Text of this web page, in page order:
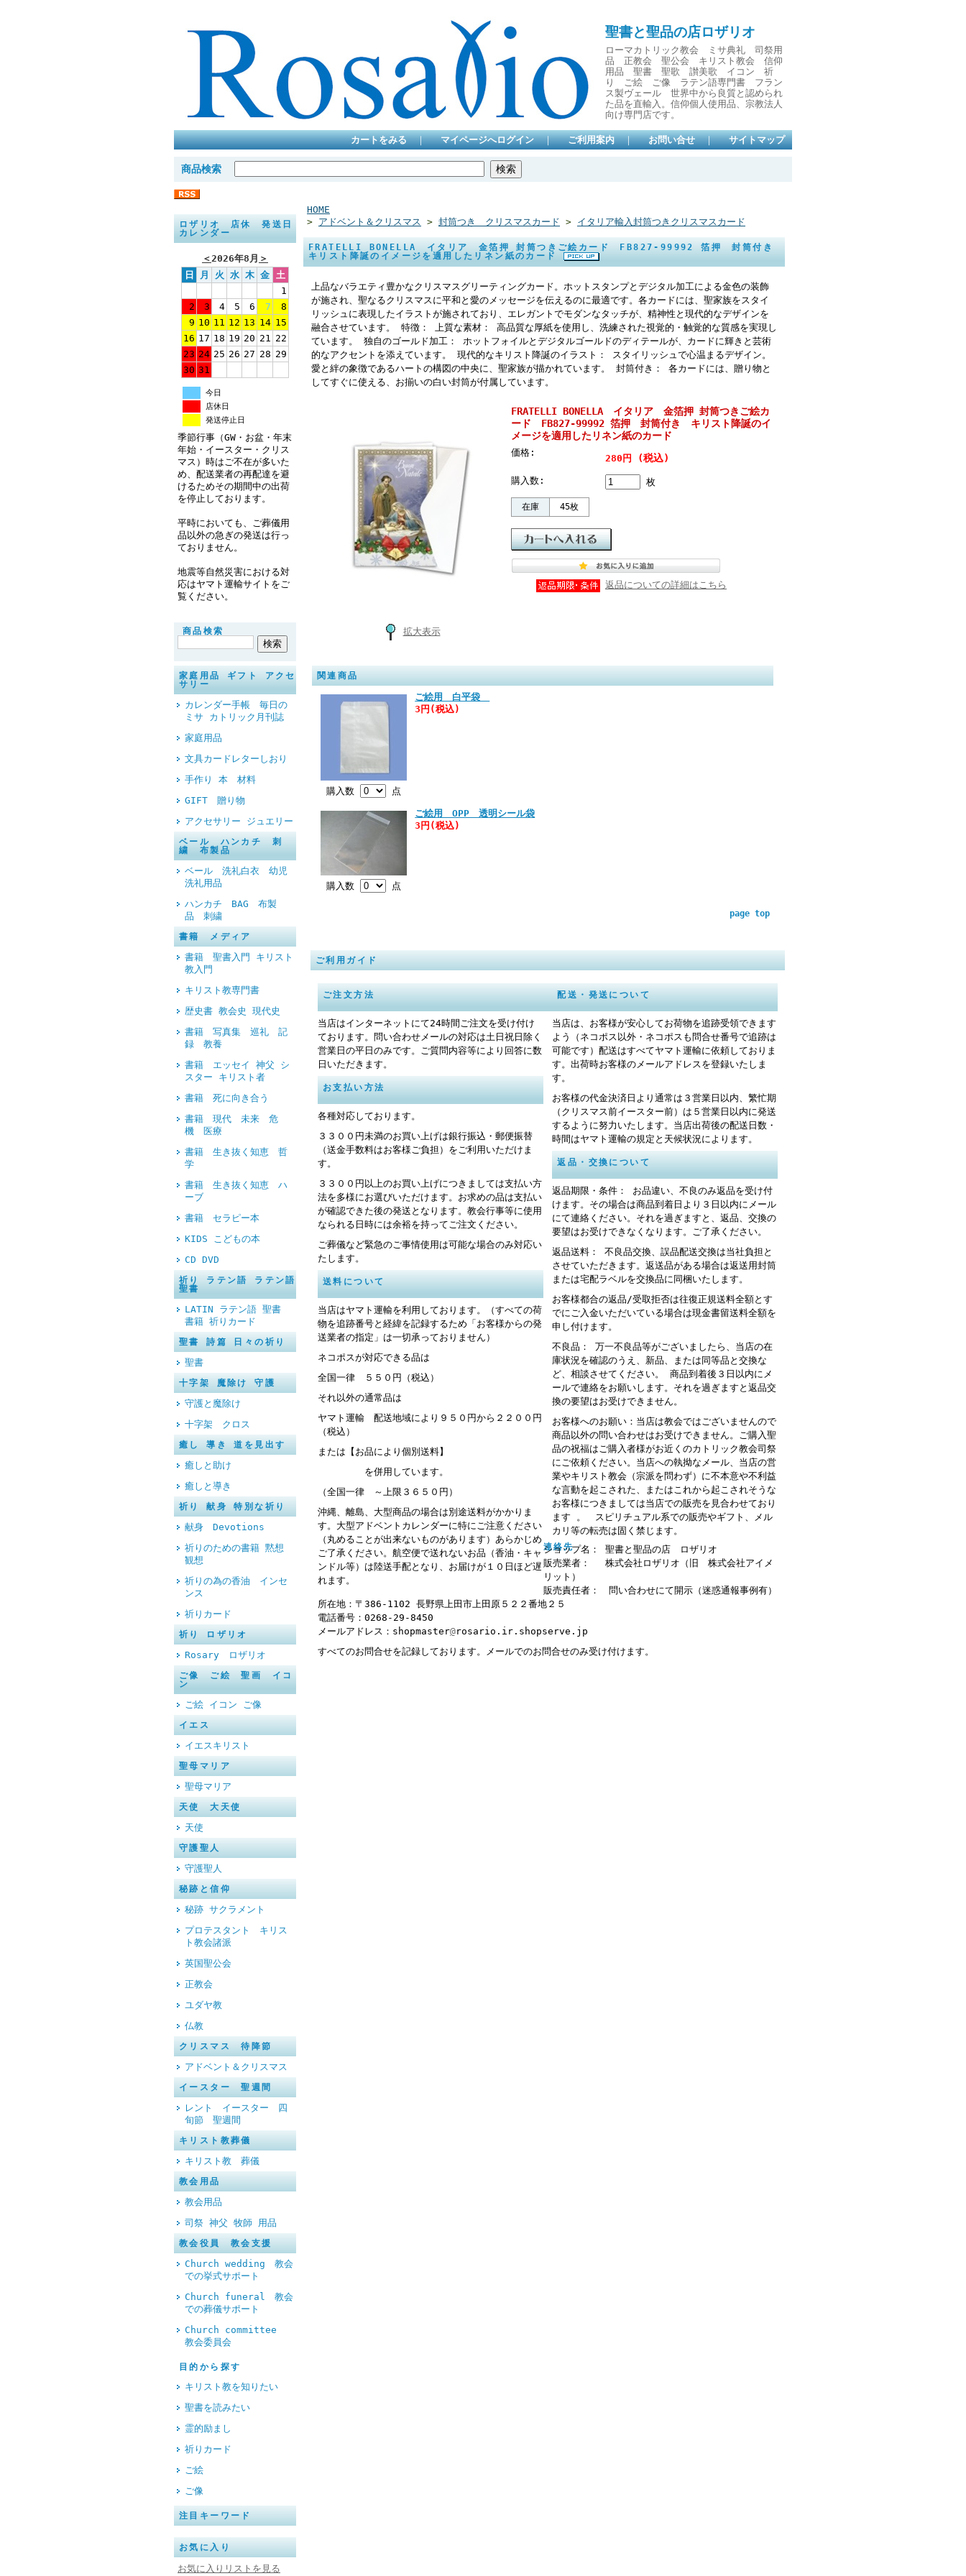
聖書と聖品の店ロザリオ
ローマカトリック教会 ミサ典礼 司祭用
品 正教会 聖公会 キリスト教会 信仰
用品 聖書 聖歌 讃美歌 イコン 祈
り ご絵 ご像 ラテン語専門書 フラン
ス製ヴェール 世界中から良質と認められ
た品を直輸入。信仰個人使用品、宗教法人
向け専門店です。
カートをみる ｜ マイページへログイン ｜ ご利用案内 ｜ お問い合せ ｜ サイトマップ
商品検索
ロザリオ 店休 発送日
カレンダー
＜2026年8月 ＞
日
月 火 水 木 金 土
1
2
3 4 5 6 7
8
9 10 11 12 13 14 15
16 17 18 19 20 21 22
23 24 25 26 27 28 29
30 31
今日
店休日
発送停止日
季節行事（GW・お盆・年末
年始・イースター・クリス
マス）時はご不在が多いた
め、配送業者の再配達を避
けるためその期間中の出荷
を停止しております。
平時においても、ご葬儀用
品以外の急ぎの発送は行っ
ておりません。
地震等自然災害における対
応はヤマト運輸サイトをご
覧ください。
商品検索
家庭用品 ギフト アクセ
サリー
カレンダー手帳 毎日の
ミサ カトリック月刊誌
家庭用品
文具カードレターしおり
手作り 本 材料
GIFT 贈り物
アクセサリー ジュエリー
ベール ハンカチ 刺
繍 布製品
ベール 洗礼白衣 幼児
洗礼用品
ハンカチ BAG 布製
品 刺繍
書籍 メディア
書籍 聖書入門 キリスト
教入門
キリスト教専門書
歴史書 教会史 現代史
書籍 写真集 巡礼 記
録 教養
書籍 エッセイ 神父 シ
スター キリスト者
書籍 死に向き合う
書籍 現代 未来 危
機 医療
書籍 生き抜く知恵 哲
学
書籍 生き抜く知恵 ハ
ーブ
書籍 セラピー本
KIDS こどもの本
CD DVD
祈り ラテン語 ラテン語
聖書
LATIN ラテン語 聖書
書籍 祈りカード
聖書 詩篇 日々の祈り
聖書
十字架 魔除け 守護
守護と魔除け
十字架 クロス
癒し 導き 道を見出す
癒しと助け
癒しと導き
祈り 献身 特別な祈り
献身 Devotions
祈りのための書籍 黙想
観想
祈りの為の香油 インセ
ンス
祈りカード
祈り ロザリオ
Rosary ロザリオ
ご像 ご絵 聖画 イコ
ン
ご絵 イコン ご像
イエス
イエスキリスト
聖母マリア
聖母マリア
天使 大天使
天使
守護聖人
守護聖人
秘跡と信仰
秘跡 サクラメント
プロテスタント キリス
ト教会諸派
英国聖公会
正教会
ユダヤ教
仏教
クリスマス 待降節
アドベント＆クリスマス
イースター 聖週間
レント イースター 四
旬節 聖週間
キリスト教葬儀
キリスト教 葬儀
教会用品
教会用品
司祭 神父 牧師 用品
教会役員 教会支援
Church wedding 教会
での挙式サポート
Church funeral 教会
での葬儀サポート
Church committee
教会委員会
目的から探す
キリスト教を知りたい
聖書を読みたい
霊的励まし
祈りカード
ご絵
ご像
注目キーワード
お気に入り
お気に入りリストを見る
HOME
> アドベント＆クリスマス > 封筒つき クリスマスカード > イタリア輸入封筒つきクリスマスカード
FRATELLI BONELLA イタリア 金箔押 封筒つきご絵カード FB827-99992 箔押 封筒付き
キリスト降誕のイメージを適用したリネン紙のカード
上品なバラエティ豊かなクリスマスグリーティングカード。ホットスタンプとデジタル加工による金色の装飾
が施され、聖なるクリスマスに平和と愛のメッセージを伝えるのに最適です。各カードには、聖家族をスタイ
リッシュに表現したイラストが施されており、エレガントでモダンなタッチが、精神性と現代的なデザインを
融合させています。 特徴： 上質な素材： 高品質な厚紙を使用し、洗練された視覚的・触覚的な質感を実現し
ています。 独自のゴールド加工： ホットフォイルとデジタルゴールドのディテールが、カードに輝きと芸術
的なアクセントを添えています。 現代的なキリスト降誕のイラスト： スタイリッシュで心温まるデザイン。
愛と絆の象徴であるハートの構図の中央に、聖家族が描かれています。 封筒付き： 各カードには、贈り物と
してすぐに使える、お揃いの白い封筒が付属しています。
拡大表示
FRATELLI BONELLA イタリア 金箔押 封筒つきご絵カ
ード FB827-99992 箔押 封筒付き キリスト降誕のイ
メージを適用したリネン紙のカード
価格:
280円 (税込)
購入数: 枚
在庫 45枚
返品についての詳細はこちら
関連商品
購入数 点
ご絵用 白平袋
3円(税込)
購入数 点
ご絵用 OPP 透明シール袋
3円(税込)
page top
ご利用ガイド
ご注文方法
当店はインターネットにて24時間ご注文を受け付け
ております。問い合わせメールの対応は土日祝日除く
営業日の平日のみです。ご質問内容等により回答に数
日いただきます。
お支払い方法
各種対応しております。
３３００円未満のお買い上げは銀行振込・郵便振替
（送金手数料はお客様ご負担）をご利用いただけま
す。
３３００円以上のお買い上げにつきましては支払い方
法を多様にお選びいただけます。お求めの品は支払い
が確認できた後の発送となります。教会行事等に使用
なられる日時には余裕を持ってご注文ください。
ご葬儀など緊急のご事情使用は可能な場合のみ対応い
たします。
送料について
当店はヤマト運輸を利用しております。（すべての荷
物を追跡番号と経緯を記録するため「お客様からの発
送業者の指定」は一切承っておりません）
ネコポスが対応できる品は
全国一律 ５５０円（税込）
それ以外の通常品は
ヤマト運輸 配送地域により９５０円から２２００円
（税込）
または【お品により個別送料】
を併用しています。
（全国一律 ～上限３６５０円）
沖縄、離島、大型商品の場合は別途送料がかかりま
す。大型アドベントカレンダーに特にご注意ください
（丸めることが出来ないものがあります）あらかじめ
ご了承ください。航空便で送れないお品（香油・キャ
ンドル等）は陸送手配となり、お届けが１０日ほど遅
れます。
配送・発送について
当店は、お客様が安心してお荷物を追跡受領できます
よう（ネコポス以外・ネコポスも問合せ番号で追跡は
可能です）配送はすべてヤマト運輸に依頼しておりま
す。出荷時お客様のメールアドレスを登録いたしま
す。
お客様の代金決済日より通常は３営業日以内、繁忙期
（クリスマス前イースター前）は５営業日以内に発送
するように努力いたします。当店出荷後の配送日数・
時間はヤマト運輸の規定と天候状況によります。
返品・交換について
返品期限・条件： お品違い、不良のみ返品を受け付
けます。その場合は商品到着日より３日以内にメール
にて連絡ください。それを過ぎますと、返品、交換の
要望はお受けできなくなります。ご了承ください。
返品送料： 不良品交換、誤品配送交換は当社負担と
させていただきます。返送品がある場合は返送用封筒
または宅配ラベルを交換品に同梱いたします。
お客様都合の返品/受取拒否は往復正規送料全額とす
でにご入金いただいている場合は現金書留送料全額を
申し付けます。
不良品： 万一不良品等がございましたら、当店の在
庫状況を確認のうえ、新品、または同等品と交換な
ど、相談させてください。 商品到着後３日以内にメ
ールで連絡をお願いします。それを過ぎますと返品交
換の要望はお受けできません。
お客様へのお願い：当店は教会ではございませんので
商品以外の問い合わせはお受けできません。ご購入聖
品の祝福はご購入者様がお近くのカトリック教会司祭
にご依頼ください。当店への執拗なメール、当店の営
業やキリスト教会（宗派を問わず）に不本意や不利益
な言動を起こされた、またはこれから起こされそうな
お客様につきましては当店での販売を見合わせており
ます 。 スピリチュアル系での販売やギフト、メル
カリ等の転売は固く禁じます。
連絡先
ショップ名： 聖書と聖品の店 ロザリオ
販売業者： 株式会社ロザリオ（旧 株式会社アイメ
リット）
販売責任者： 問い合わせにて開示（迷惑通報事例有）
所在地：〒386-1102 長野県上田市上田原５２２番地２５
電話番号：0268-29-8450
メールアドレス：shopmaster@rosario.ir.shopserve.jp
すべてのお問合せを記録しております。メールでのお問合せのみ受け付けます。